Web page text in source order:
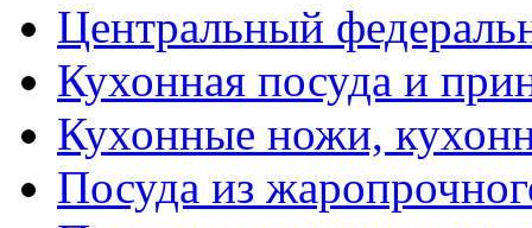
Центральный
Кухонная посуда и
Кухонные ножи,
Посуда из